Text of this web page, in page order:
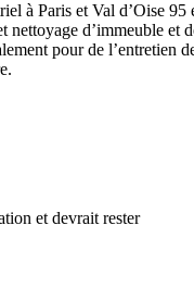
à Paris et Val d’Oise 95
nettoyage d’immeuble et
pour de l’entretien
et devrait rester